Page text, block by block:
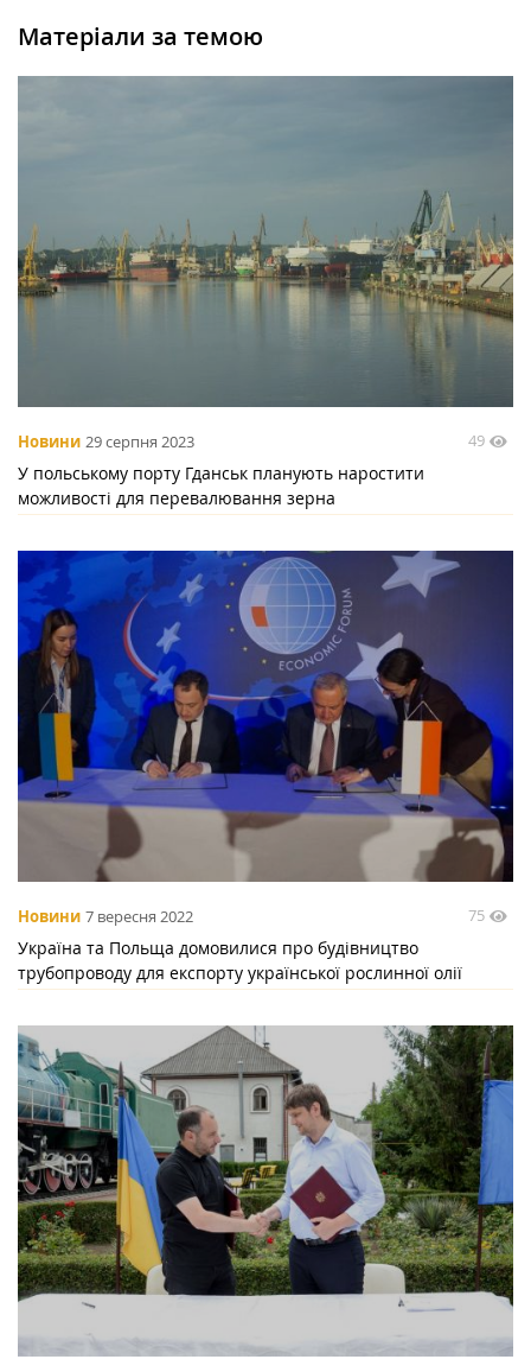
Матеріали за темою
Новини 29 серпня 2023 49
У польському порту Гданськ планують наростити
можливості для перевалювання зерна
Новини 7 вересня 2022 75
Україна та Польща домовилися про будівництво
трубопроводу для експорту української рослинної олії